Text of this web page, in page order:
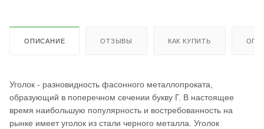
ОПИСАНИЕ ОТЗЫВЫ КАК КУПИТЬ
Уголок - разновидность фасонного металлопроката,
образующий в поперечном сечении букву Г. В настоящее
время наибольшую популярность и востребованность на
рынке имеет уголок из стали черного металла. Уголок